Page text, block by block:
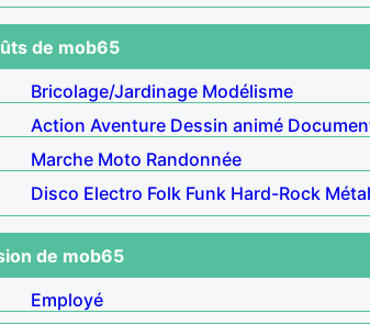
de mob65
Bricolage/Jardinage Modélisme
Action Aventure Dessin animé
Marche Moto Randonnée
Disco Electro Folk Funk Hard-Rock Métal
de mob65
Employé